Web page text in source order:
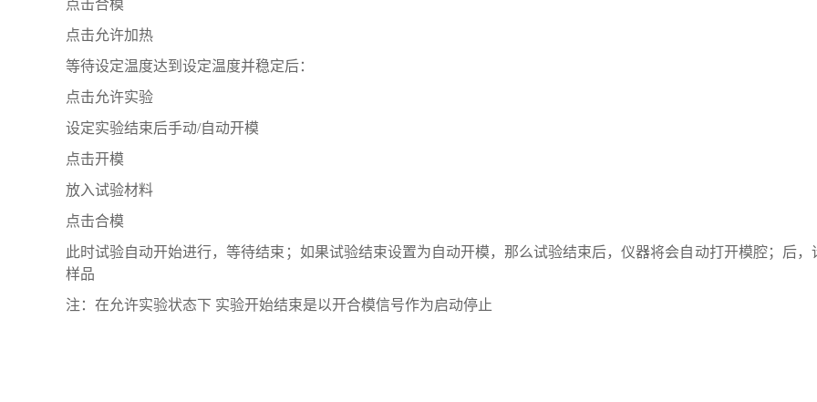
点击合模
点击允许加热
等待设定温度达到设定温度并稳定后：
点击允许实验
设定实验结束后手动/自动开模
点击开模
放入试验材料
点击合模
此时试验自动开始进行，等待结束；如果试验结束设置为自动开模，那么试验结束后，仪器将会自动打开模腔；后，
样品
注：在允许实验状态下 实验开始结束是以开合模信号作为启动停止